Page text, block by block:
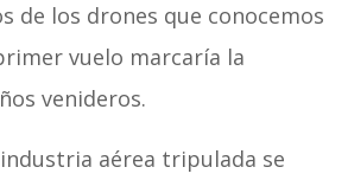
de los drones que conocemos
vuelo marcaría la
venideros.
aérea tripulada se